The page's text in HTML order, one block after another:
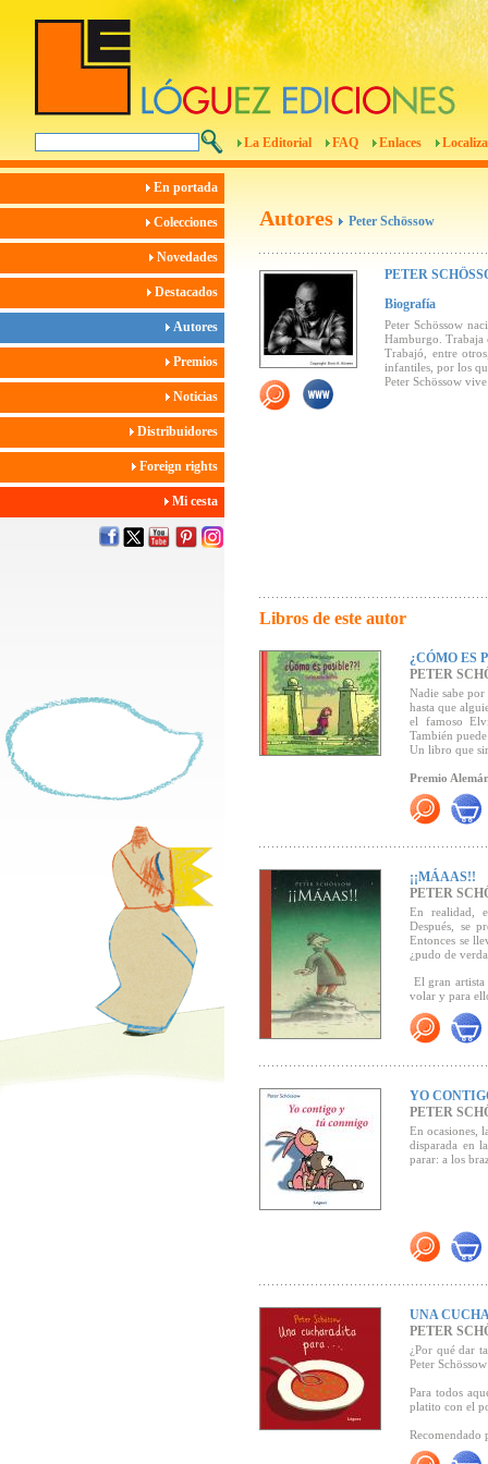
La Editorial FAQ Enlaces
En portada
Colecciones
Novedades
Destacados
Autores
Premios
Noticias
Distribuidores
Foreign rights
Mi cesta
Autores Peter Schössow
PETER
Biografía
Peter Schössow
Hamburgo.
Trabajó, entre
infantiles, por los
Peter Schössow
Libros de este autor
¿CÓMO ES
PETER
Nadie sabe
hasta que
el famoso
También
Un libro que
Premio
"Con
atisbo de
provoca la
finalmente,
magnífico."
"...
nos
(Revista
"...Una
ilustración
mantiene y
poco de
conversación
buena historia
¡¡MÁAAS!!
PETER
En realidad,
Después, se
Entonces se
¿pudo de
El gran
volar y para
Seleccionado
Haz clic aquí
"¡¡Máaas!!
aportan las
sobre el
tierra, de
las nubes.
emoción. Se
(Emilio
Biblioteca)
YO
PETER
En ocasiones,
disparada en
parar: a los
UNA
PETER
¿Por qué dar
Peter
Para todos
platito con el
Recomendado